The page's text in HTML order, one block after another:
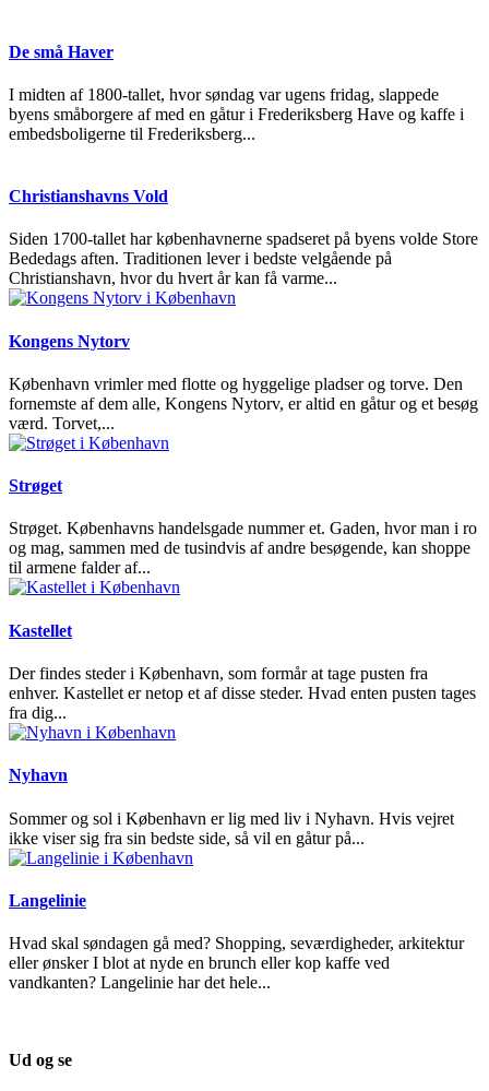
De små Haver
I midten af 1800-tallet, hvor søndag var ugens fridag, slappede
byens småborgere af med en gåtur i Frederiksberg Have og kaffe i
embedsboligerne til Frederiksberg...
Christianshavns Vold
Siden 1700-tallet har københavnerne spadseret på byens volde Store
Bededags aften. Traditionen lever i bedste velgående på
Christianshavn, hvor du hvert år kan få varme...
Kongens Nytorv
København vrimler med flotte og hyggelige pladser og torve. Den
fornemste af dem alle, Kongens Nytorv, er altid en gåtur og et besøg
værd. Torvet,...
Strøget
Strøget. Københavns handelsgade nummer et. Gaden, hvor man i ro
og mag, sammen med de tusindvis af andre besøgende, kan shoppe
til armene falder af...
Kastellet
Der findes steder i København, som formår at tage pusten fra
enhver. Kastellet er netop et af disse steder. Hvad enten pusten tages
fra dig...
Nyhavn
Sommer og sol i København er lig med liv i Nyhavn. Hvis vejret
ikke viser sig fra sin bedste side, så vil en gåtur på...
Langelinie
Hvad skal søndagen gå med? Shopping, seværdigheder, arkitektur
eller ønsker I blot at nyde en brunch eller kop kaffe ved
vandkanten? Langelinie har det hele...
Ud og se